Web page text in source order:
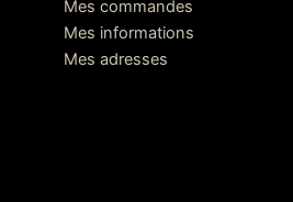
Mes commandes
Mes informations
Mes adresses